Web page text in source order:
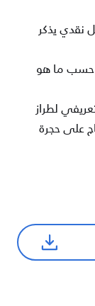
نقدي يذكر
حسب ما هو
لطراز
على حجرة